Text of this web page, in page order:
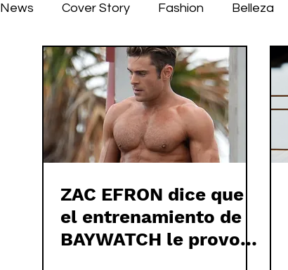
News Cover Story Fashion Belleza
ZAC EFRON dice que
el entrenamiento de
BAYWATCH le provocó